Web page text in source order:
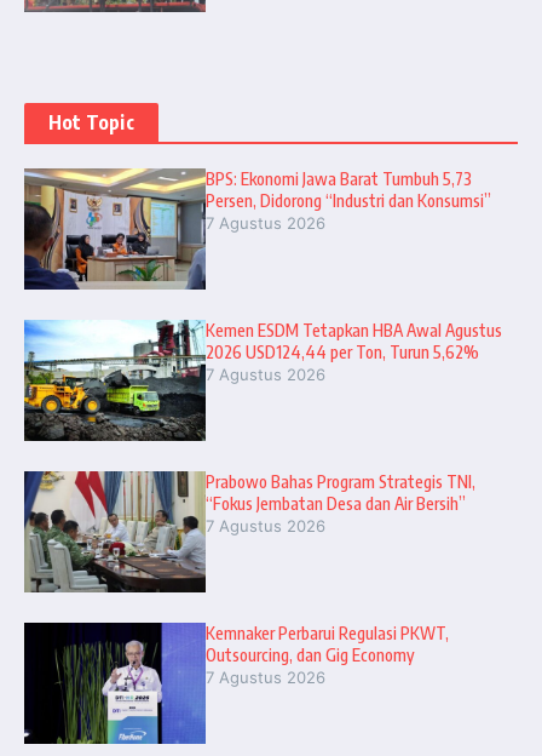
Hot Topic
BPS: Ekonomi Jawa Barat Tumbuh 5,73
Persen, Didorong “Industri dan Konsumsi”
7 Agustus 2026
Kemen ESDM Tetapkan HBA Awal Agustus
2026 USD124,44 per Ton, Turun 5,62%
7 Agustus 2026
Prabowo Bahas Program Strategis TNI,
“Fokus Jembatan Desa dan Air Bersih”
7 Agustus 2026
Kemnaker Perbarui Regulasi PKWT,
Outsourcing, dan Gig Economy
7 Agustus 2026